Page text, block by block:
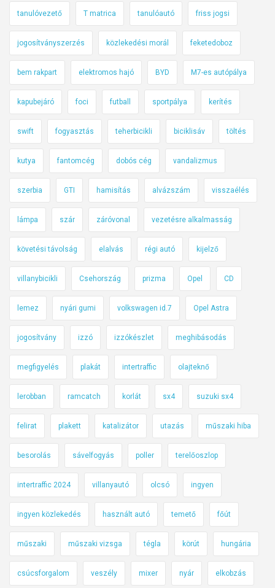
tanulóvezető T matrica tanulóautó friss jogsi
jogosítványszerzés közlekedési morál feketedoboz
bem rakpart elektromos hajó BYD M7-es autópálya
kapubejáró foci futball sportpálya kerítés
swift fogyasztás teherbicikli biciklisáv töltés
kutya fantomcég dobós cég vandalizmus
szerbia GTI hamisítás alvázszám visszaélés
lámpa szár záróvonal vezetésre alkalmasság
követési távolság elalvás régi autó kijelző
villanybicikli Csehország prizma Opel CD
lemez nyári gumi volkswagen id.7 Opel Astra
jogosítvány izzó izzókészlet meghibásodás
megfigyelés plakát intertraffic olajteknő
lerobban ramcatch korlát sx4 suzuki sx4
felirat plakett katalizátor utazás műszaki hiba
besorolás sávelfogyás poller terelőoszlop
intertraffic 2024 villanyautó olcsó ingyen
ingyen közlekedés használt autó temető főút
műszaki műszaki vizsga tégla körút hungária
csúcsforgalom veszély mixer nyár elkobzás